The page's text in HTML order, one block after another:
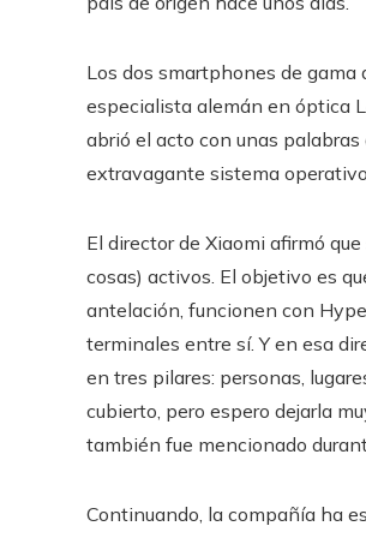
Los dos smartphones de
especialista alemán en óptica
abrió el acto con unas
extravagante sistema
El director de Xiaomi afirmó
cosas) activos. El objetivo es
antelación, funcionen con
terminales entre sí. Y en esa
en tres pilares: personas,
cubierto, pero espero dejarla
también fue mencionado
Continuando, la compañía ha